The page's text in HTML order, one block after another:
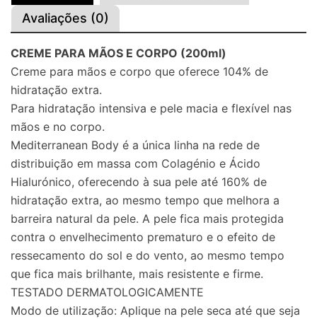
Avaliações (0)
CREME PARA MÃOS E CORPO (200ml)
Creme para mãos e corpo que oferece 104% de
hidratação extra.
Para hidratação intensiva e pele macia e flexível nas
mãos e no corpo.
Mediterranean Body é a única linha na rede de
distribuição em massa com Colagénio e Ácido
Hialurónico, oferecendo à sua pele até 160% de
hidratação extra, ao mesmo tempo que melhora a
barreira natural da pele. A pele fica mais protegida
contra o envelhecimento prematuro e o efeito de
ressecamento do sol e do vento, ao mesmo tempo
que fica mais brilhante, mais resistente e firme.
TESTADO DERMATOLOGICAMENTE
Modo de utilização: Aplique na pele seca até que seja